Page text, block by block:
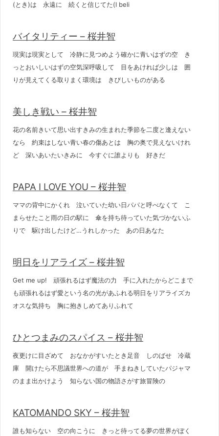
(とき)は 永遠に 続くと信じてた(I beli
バイタリティー – 桜井智
現実は現実として 冷静に見つめよう確かに青いはずの空 き
っとおいしいはずの空気深呼吸して 目をあければ少しは 囲
りが見えてくる取りまく環境は きびしいものがある
美しき戦い – 桜井智
花の名前きいて思い出すきみの生まれた季節を二度と逢えない
なら 約束はしない青い春の傷あとは 胸の奥で見えないけれ
ど 深いあいたいきみに 今すぐに誰よりも 好きだ
PAPA I LOVE YOU – 桜井智
ママの背中にかくれ 泣いていた幼い日パパと呼べなくて こ
まらせたこと雨の日の駅に 傘を持ち待っていた気づかないふ
りで 駆け出したけど…うれしかった あの日あなた
明日をリアライズ – 桜井智
Get me up! 頑張れるはず魔法の力 手に入れたからどこまで
も頑張れるはず愛という名の光があふれる明日をリアライズカ
オスな気持ち 胸に抱きしめてありふれて
ひとつまみのスパイス – 桜井智
夜更けに目ざめて おなかがすいたとき足音 しのばせ 冷蔵
庫 開けたら不思議世界への道が 手まねきしていたパジャマ
のまま出かけよう 知らない国の物語さがす旅冒険の
KATOMANDO SKY – 桜井智
誰も知らない 空の向こうに きっと待ってる夢の世界がぼく